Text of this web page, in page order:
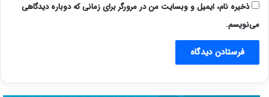
ذخیره نام، ایمیل و وبسایت من در مرورگر برای زمانی که دوباره دیدگاهی
می‌نویسم.